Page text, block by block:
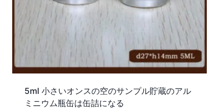
5ml 小さいオンスの空のサンプル貯蔵のアル
ミニウム瓶缶は缶詰になる